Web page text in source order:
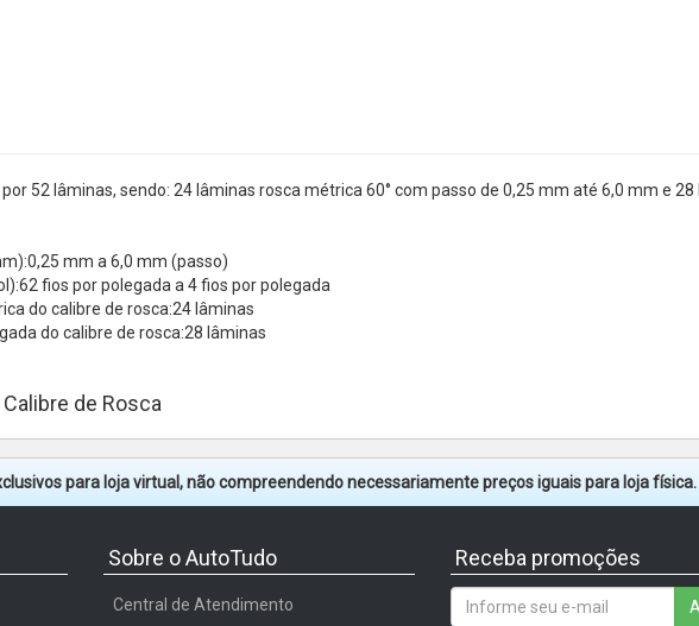
52 lâminas, sendo: 24 lâminas rosca métrica 60° com passo de 0,25 mm até 6,0 mm e
mm a 6,0 mm (passo)
fios por polegada a 4 fios por polegada
do calibre de rosca:24 lâminas
do calibre de rosca:28 lâminas
de Rosca
para loja virtual, não compreendendo necessariamente preços iguais para loja
Sobre o AutoTudo
Central de Atendimento
Receba promoções